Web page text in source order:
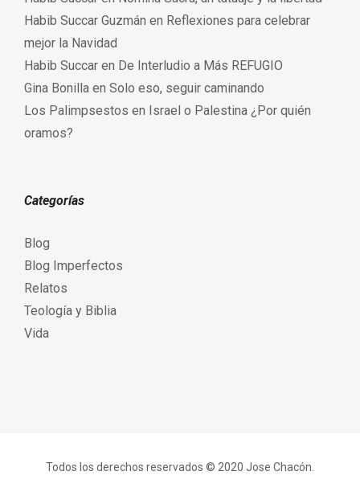
Habib Succar Guzmán en Reflexiones para celebrar
mejor la Navidad
Habib Succar en De Interludio a Más REFUGIO
Gina Bonilla en Solo eso, seguir caminando
Los Palimpsestos en Israel o Palestina ¿Por quién
oramos?
Categorías
Blog
Blog Imperfectos
Relatos
Teología y Biblia
Vida
Todos los derechos reservados © 2020 Jose Chacón.